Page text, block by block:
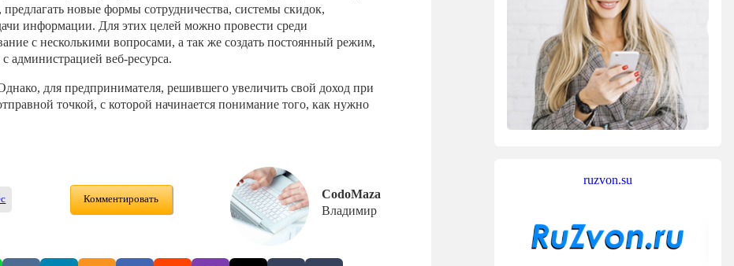
новые формы сотрудничества, системы скидок,
информации. Для этих целей можно провести среди
с несколькими вопросами, а так же создать постоянный режим,
администрацией веб-ресурса.
для предпринимателя, решившего увеличить свой доход при
точкой, с которой начинается понимание того, как нужно
Комментировать
CodoMaza
Владимир
ruzvon.su